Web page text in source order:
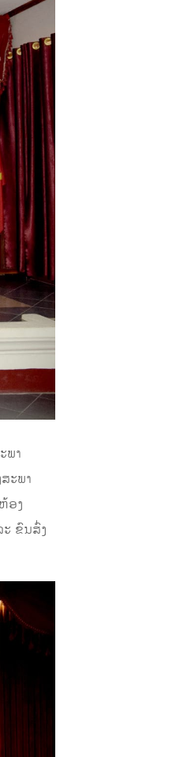
ພາ
ະພາ
ຫ້ອງ
ຂົນສົ່ງ